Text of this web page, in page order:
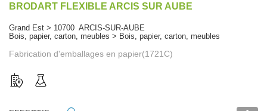
BRODART FLEXIBLE ARCIS SUR AUBE
Grand Est > 10700 ARCIS-SUR-AUBE
Bois, papier, carton, meubles > Bois, papier, carton, meubles
Fabrication d'emballages en papier(1721C)